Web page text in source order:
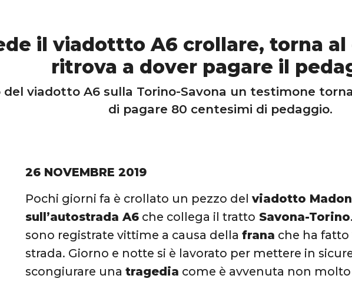
il viadottto A6 crollare, torna al
ritrova a dover pagare il
del viadotto A6 sulla Torino-Savona un testimone
di pagare 80 centesimi di pedaggio.
26 NOVEMBRE 2019
Pochi giorni fa è crollato un pezzo delviadotto
sull’autostrada A6 che collega il tratto Savona-Torino
sono registrate vittime a causa dellafrana che ha
strada. Giorno e notte si è lavorato per mettere in
scongiurare unatragedia come è avvenuta non